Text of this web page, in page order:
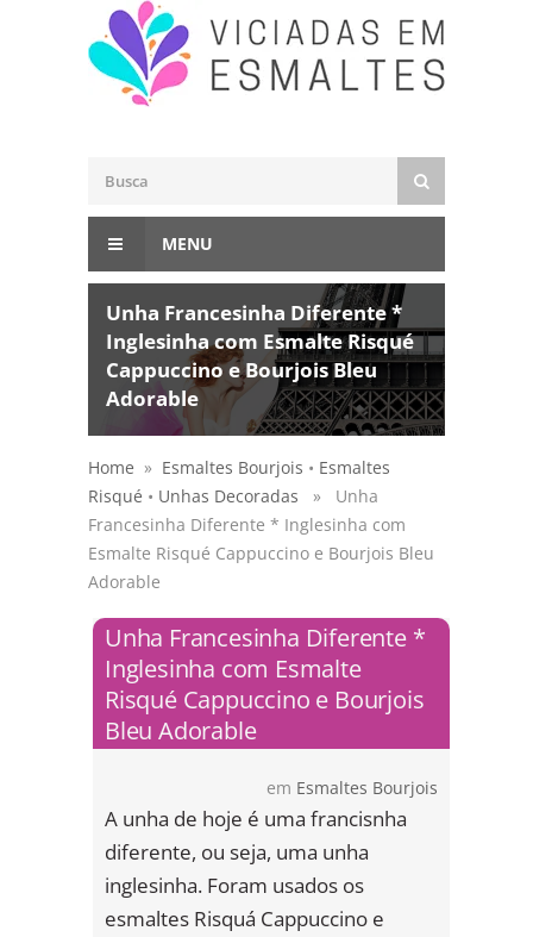
MENU
Unha Francesinha Diferente *
Inglesinha com Esmalte Risqué
Cappuccino e Bourjois Bleu
Adorable
Home » Esmaltes Bourjois • Esmaltes
Risqué • Unhas Decoradas » Unha
Francesinha Diferente * Inglesinha com
Esmalte Risqué Cappuccino e Bourjois Bleu
Adorable
Unha Francesinha Diferente *
Inglesinha com Esmalte
Risqué Cappuccino e Bourjois
Bleu Adorable
em Esmaltes Bourjois
A unha de hoje é uma francisnha
diferente, ou seja, uma unha
inglesinha. Foram usados os
esmaltes Risquá Cappuccino e